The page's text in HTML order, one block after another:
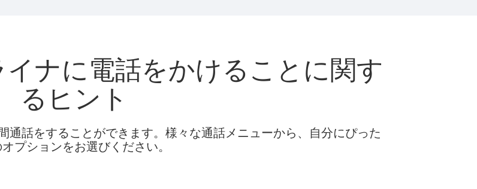
ナに電話をかけることに関す
るヒント
通話をすることができます。様々な通話メニューから、自分にぴった
オプションをお選びください。